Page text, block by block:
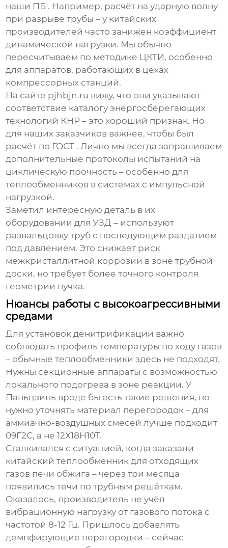
наши ПБ . Например, расчёт на ударную волну
при разрыве трубы – у китайских
производителей часто занижен коэффициент
динамической нагрузки. Мы обычно
пересчитываем по методике ЦКТИ, особенно
для аппаратов, работающих в цехах
компрессорных станций.
На сайте pjhbjn.ru вижу, что они указывают
соответствие каталогу энергосберегающих
технологий КНР – это хороший признак. Но
для наших заказчиков важнее, чтобы был
расчёт по ГОСТ . Лично мы всегда запрашиваем
дополнительные протоколы испытаний на
циклическую прочность – особенно для
теплообменников в системах с импульсной
нагрузкой.
Заметил интересную деталь в их
оборудовании для УЗД – используют
развальцовку труб с последующим раздатием
под давлением. Это снижает риск
межкристаллитной коррозии в зоне трубной
доски, но требует более точного контроля
геометрии пучка.
Нюансы работы с высокоагрессивными
средами
Для установок денитрификации важно
соблюдать профиль температуры по ходу газов
– обычные теплообменники здесь не подходят.
Нужны секционные аппараты с возможностью
локального подогрева в зоне реакции. У
Паньцзинь вроде бы есть такие решения, но
нужно уточнять материал перегородок – для
аммиачно-воздушных смесей лучше подходит
09Г2С, а не 12Х18Н10Т.
Сталкивался с ситуацией, когда заказали
китайский теплообменник для отходящих
газов печи обжига – через три месяца
появились течи по трубным решёткам.
Оказалось, производитель не учёл
вибрационную нагрузку от газового потока с
частотой 8-12 Гц. Пришлось добавлять
демпфирующие перегородки – сейчас